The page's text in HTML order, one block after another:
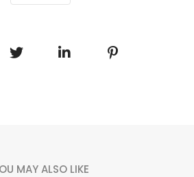
MAY ALSO LIKE